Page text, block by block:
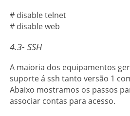
# disable telnet
# disable web
4.3- SSH
A maioria dos equipamentos
suporte á ssh tanto versão 1
Abaixo mostramos os passos
associar contas para acesso.